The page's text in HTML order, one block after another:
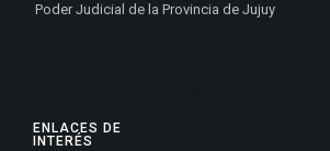
ENLACES DE
INTERÉS
Poder Judicial de la Provincia de Jujuy